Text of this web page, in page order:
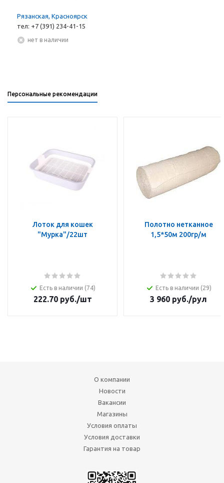
Рязанская, Красноярск
тел: +7 (391) 234-41-15
Нет в наличии
Персональные рекомендации
Лоток для кошек
"Мурка"/22шт
Есть в наличии (74)
222.70руб./шт
Полотно нетканное
1,5*50м 200гр/м
Есть в наличии (29)
3 960 руб./рул
О компании
Новости
Вакансии
Магазины
Условия оплаты
Условия доставки
Гарантия на товар